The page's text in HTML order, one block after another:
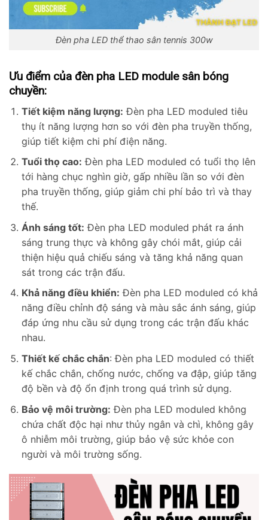
Đèn pha LED thể thao sân tennis 300w
Ưu điểm của đèn pha LED module sân bóng
chuyền:
Tiết kiệm năng lượng: Đèn pha LED moduled tiêu
thụ ít năng lượng hơn so với đèn pha truyền thống,
giúp tiết kiệm chi phí điện năng.
Tuổi thọ cao: Đèn pha LED moduled có tuổi thọ lên
tới hàng chục nghìn giờ, gấp nhiều lần so với đèn
pha truyền thống, giúp giảm chi phí bảo trì và thay
thế.
Ánh sáng tốt: Đèn pha LED moduled phát ra ánh
sáng trung thực và không gây chói mắt, giúp cải
thiện hiệu quả chiếu sáng và tăng khả năng quan
sát trong các trận đấu.
Khả năng điều khiển: Đèn pha LED moduled có khả
năng điều chỉnh độ sáng và màu sắc ánh sáng, giúp
đáp ứng nhu cầu sử dụng trong các trận đấu khác
nhau.
Thiết kế chắc chắn: Đèn pha LED moduled có thiết
kế chắc chắn, chống nước, chống va đập, giúp tăng
độ bền và độ ổn định trong quá trình sử dụng.
Bảo vệ môi trường: Đèn pha LED moduled không
chứa chất độc hại như thủy ngân và chì, không gây
ô nhiễm môi trường, giúp bảo vệ sức khỏe con
người và môi trường sống.